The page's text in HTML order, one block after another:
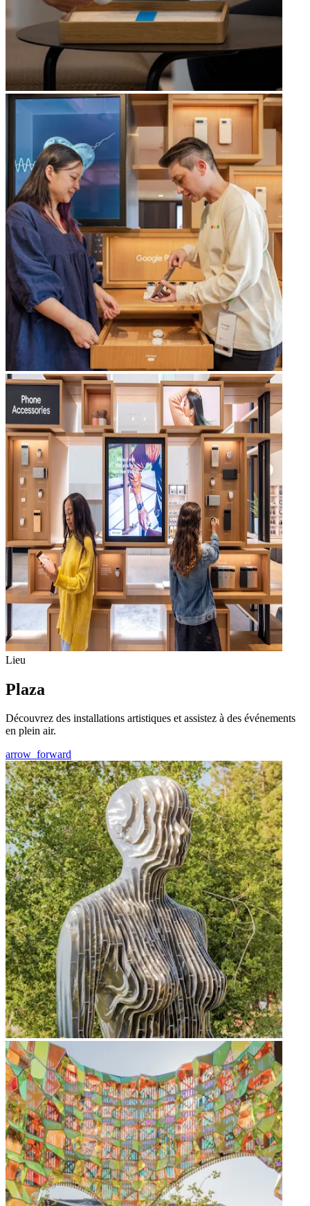
Lieu
Plaza
Découvrez des installations artistiques et assistez à des événements
en plein air.
arrow_forward